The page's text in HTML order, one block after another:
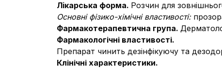
Лiкарська форма. Розчин для
Основні фізико-хімічні властивості:
Фармакотерапевтична група.
Фармакологічні властивості.
Препарат чинить дезінфікуючу та
Клінічні характеристики.